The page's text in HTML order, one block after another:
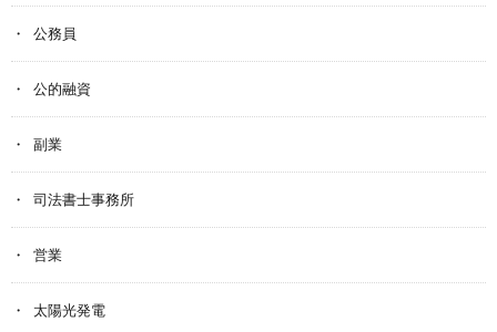
公務員
公的融資
副業
司法書士事務所
営業
太陽光発電